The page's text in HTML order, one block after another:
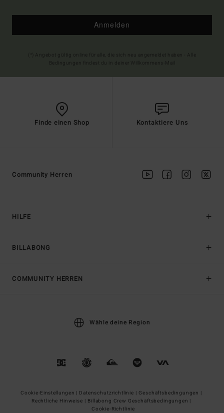
Anmelden
Finde einen Shop Kontaktiere Uns
HILFE
BILLABONG
Community Herren
COMMUNITY HERREN
Wähle deine Region
Cookie-Einstellungen | Datenschutzrichtlinie | Geschäftsbedingungen |
Rechtliche Hinweise | Billabong Crew Geschäftsbedingungen |
Cookie-Richtlinie